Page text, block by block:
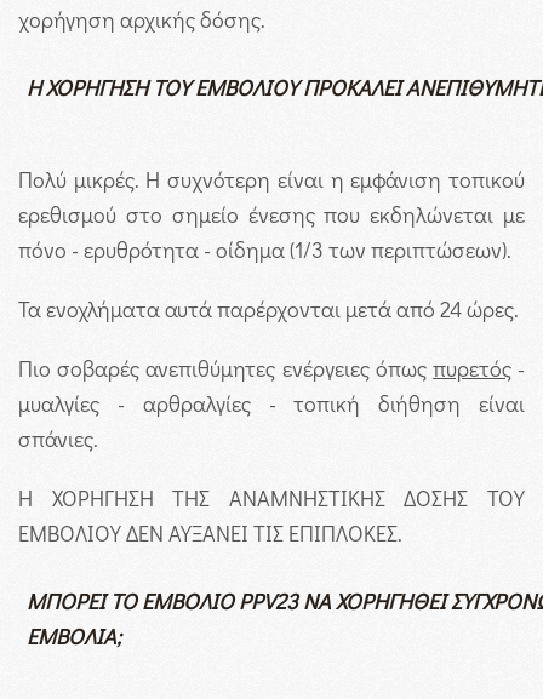
χορήγηση αρχικής δόσης.
Η ΧΟΡΗΓΗΣΗ ΤΟΥ ΕΜΒΟΛΙΟΥ ΠΡΟΚΑΛΕΙ
Πολύ μικρές. Η συχνότερη είναι η εμφάνιση τοπικού
ερεθισμού στο σημείο ένεσης που εκδηλώνεται με
πόνο - ερυθρότητα - οίδημα (1/3 των περιπτώσεων).
Τα ενοχλήματα αυτά παρέρχονται μετά από 24 ώρες.
Πιο σοβαρές ανεπιθύμητες ενέργειες όπως πυρετός-
μυαλγίες - αρθραλγίες - τοπική διήθηση είναι
σπάνιες.
Η ΧΟΡΗΓΗΣΗ ΤΗΣ ΑΝΑΜΝΗΣΤΙΚΗΣ ΔΟΣΗΣ ΤΟΥ
ΕΜΒΟΛΙΟΥ ΔΕΝ ΑΥΞΑΝΕΙ ΤΙΣ ΕΠΙΠΛΟΚΕΣ.
ΜΠΟΡΕΙ ΤΟ ΕΜΒΟΛΙΟPPV23 ΝΑ ΧΟΡΗΓΗΘΕΙ
ΕΜΒΟΛΙΑ;